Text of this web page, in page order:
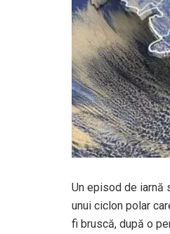
Un episod de iarnă
unui ciclon polar
fi bruscă, după o